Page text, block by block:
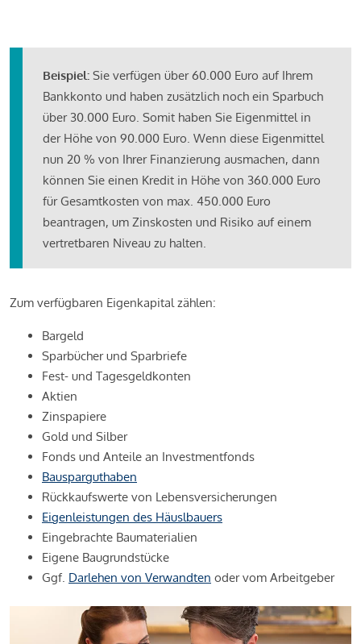
Beispiel: Sie verfügen über 60.000 Euro auf Ihrem
Bankkonto und haben zusätzlich noch ein Sparbuch
über 30.000 Euro. Somit haben Sie Eigenmittel in
der Höhe von 90.000 Euro. Wenn diese Eigenmittel
nun 20 % von Ihrer Finanzierung ausmachen, dann
können Sie einen Kredit in Höhe von 360.000 Euro
für Gesamtkosten von max. 450.000 Euro
beantragen, um Zinskosten und Risiko auf einem
vertretbaren Niveau zu halten.
Zum verfügbaren Eigenkapital zählen:
Bargeld
Sparbücher und Sparbriefe
Fest- und Tagesgeldkonten
Aktien
Zinspapiere
Gold und Silber
Fonds und Anteile an Investmentfonds
Bausparguthaben
Rückkaufswerte von Lebensversicherungen
Eigenleistungen des Häuslbauers
Eingebrachte Baumaterialien
Eigene Baugrundstücke
Ggf. Darlehen von Verwandten oder vom Arbeitgeber